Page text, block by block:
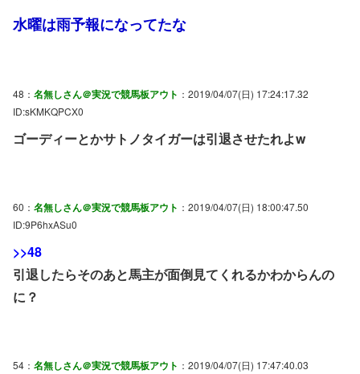
水曜は雨予報になってたな
48： 名無しさん＠実況で競馬板アウト ：2019/04/07(日) 17:24:17.32
ID:sKMKQPCX0
ゴーディーとかサトノタイガーは引退させたれよw
60： 名無しさん＠実況で競馬板アウト ：2019/04/07(日) 18:00:47.50
ID:9P6hxASu0
>>48
引退したらそのあと馬主が面倒見てくれるかわからんの
に？
54： 名無しさん＠実況で競馬板アウト ：2019/04/07(日) 17:47:40.03